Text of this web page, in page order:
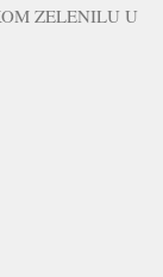
ZELENILU U